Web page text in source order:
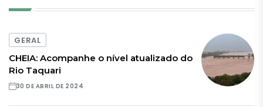
GERAL
CHEIA: Acompanhe o nível atualizado do
Rio Taquari
30 DE ABRIL DE 2024